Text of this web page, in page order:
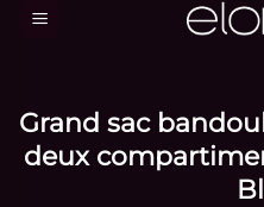
Passer
Grand sac
deux